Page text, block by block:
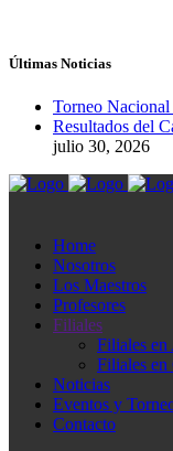
Últimas Noticias
Torneo
Resultados del
julio 30, 2026
Home
Nosotros
Los Maestros
Profesores
Filiales
Filiales en
Filiales en
Noticias
Eventos y
Contacto